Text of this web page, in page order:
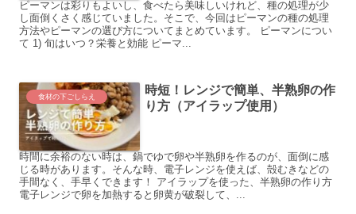
ピーマンは彩りもよいし、食べたら美味しいけれど、種の処理が少
し面倒くさく感じていました。そこで、今回はピーマンの種の処理
方法やピーマンの選び方についてまとめています。 ピーマンについ
て 1) 旬はいつ？栄養と効能 ピーマ...
食材の下ごしらえ
時短！レンジで簡単、半熟卵の作
り方（アイラップ使用）
時間に余裕のない時は、鍋でゆで卵や半熟卵を作るのが、面倒に感
じる時があります。そんな時、電子レンジを使えば、殻むきなどの
手間なく、手早くできます！ アイラップを使った、半熟卵の作り方
電子レンジで卵を加熱すると卵黄が破裂して、...